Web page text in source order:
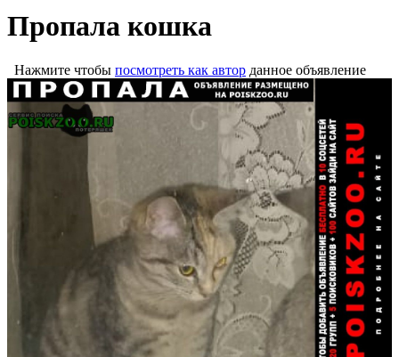
Пропала кошка
Нажмите чтобы посмотреть как автор данное объявление